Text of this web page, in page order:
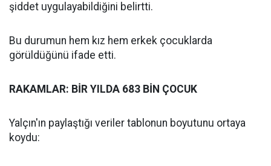
şiddet uygulayabildiğini belirtti.
Bu durumun hem kız hem erkek çocuklarda
görüldüğünü ifade etti.
RAKAMLAR: BİR YILDA 683 BİN ÇOCUK
Yalçın'ın paylaştığı veriler tablonun boyutunu ortaya
koydu: